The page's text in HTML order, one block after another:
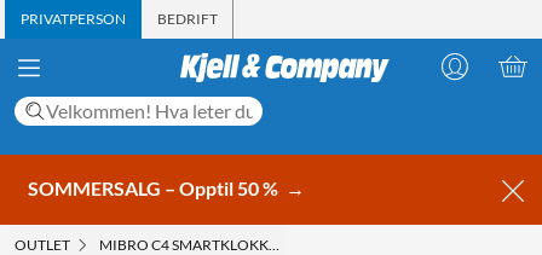
PRIVATPERSON BEDRIFT
SOMMERSALG – Opptil 50 % →
OUTLET MIBRO C4 SMARTKLOKKE SØLV